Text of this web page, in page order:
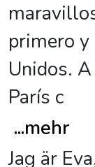
primero
Unidos.
París c
...mehr
Jag är